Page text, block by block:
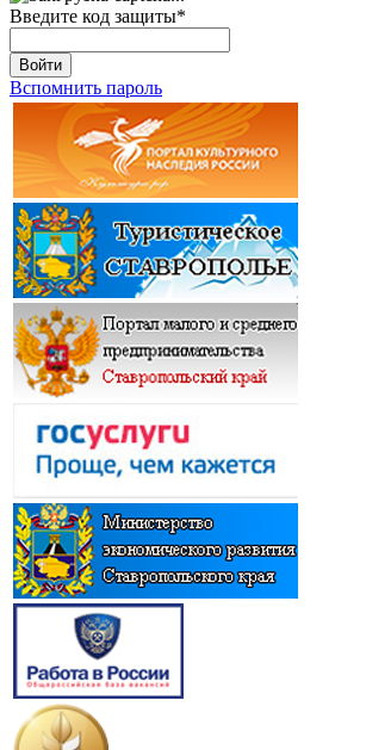
Введите код защиты*
Войти
Вспомнить пароль